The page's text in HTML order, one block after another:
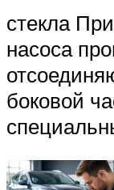
стекла
насоса
боковой